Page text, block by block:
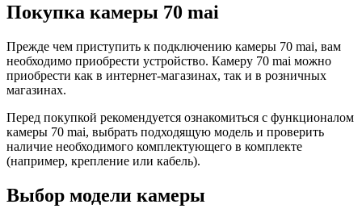
Покупка камеры 70 mai
Прежде чем приступить к подключению камеры 70 mai, вам
необходимо приобрести устройство. Камеру 70 mai можно
приобрести как в интернет-магазинах, так и в розничных
магазинах.
Перед покупкой рекомендуется ознакомиться с функционалом
камеры 70 mai, выбрать подходящую модель и проверить
наличие необходимого комплектующего в комплекте
(например, крепление или кабель).
Выбор модели камеры